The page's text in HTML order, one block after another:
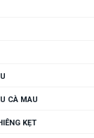
CÀ MAU
KẸT